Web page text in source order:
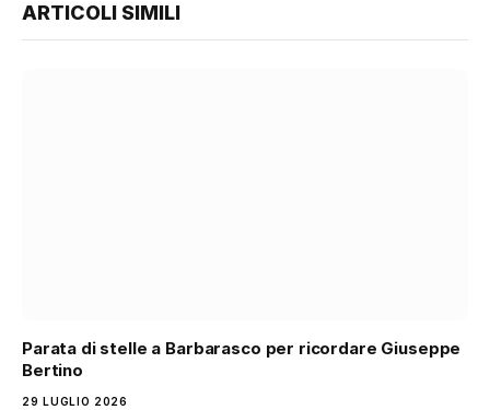
ARTICOLI SIMILI
Parata di stelle a Barbarasco per ricordare Giuseppe
Bertino
29 LUGLIO 2026